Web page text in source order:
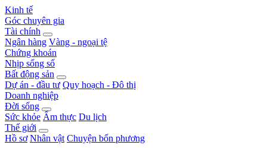
Kinh tế
Góc chuyên gia
Tài chính
Ngân hàng Vàng - ngoại tệ
Chứng khoán
Nhịp sống số
Bất động sản
Dự án - đầu tư Quy hoạch - Đô thị
Doanh nghiệp
Đời sống
Sức khỏe Ẩm thực Du lịch
Thế giới
Hồ sơ Nhân vật Chuyện bốn phương